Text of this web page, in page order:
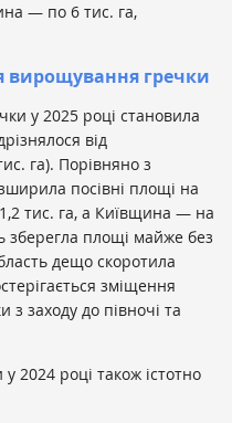
— по 6 тис. га,
вирощування гречки
у 2025 році становила
від
га). Порівняно з
посівні площі на
тис. га, а Київщина — на
зберегла площі майже без
дещо скоротила
зміщення
заходу до півночі та
2024 році також істотно